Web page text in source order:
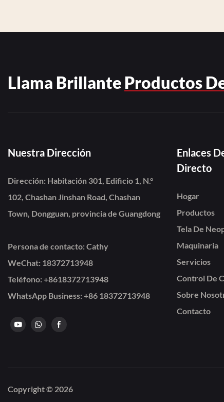
Llama Brillante Productos
Nuestra Dirección
Dirección: Habitación 301, Edificio 1, N.°
102, Chashan Jinshan Road, Chashan
Town, Dongguan, provincia de Guangdong
Persona de contacto: Cathy
WeChat: 18372713948
Teléfono: +8618372713948
WhatsApp Business: +86 18372713948
Enlaces
Directo
Hogar
Productos
Tela De
Maquinaria
Servicios
Control De
Sobre
Contacto
Copyright © 2026